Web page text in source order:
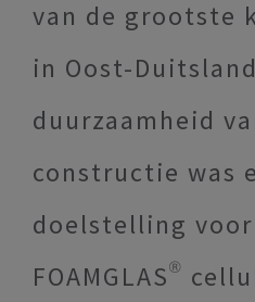
van de grootste
in Oost-
duurzaamheid
constructie was
doelstelling
FOAMGLAS®